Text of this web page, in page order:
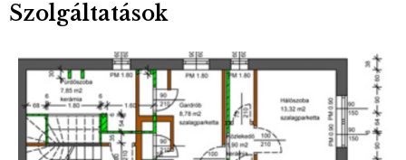
Szolgáltatások